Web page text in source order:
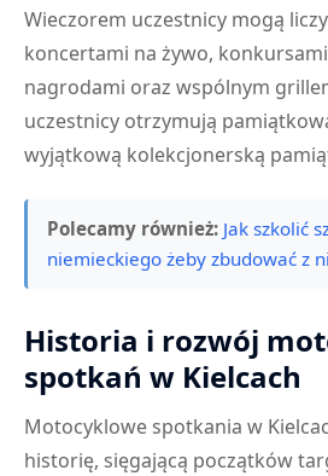
Wieczorem uczestnicy mogą
koncertami na żywo,
nagrodami oraz wspólnym
uczestnicy otrzymują
wyjątkową kolekcjonerską
Polecamy również: Jak szkolić
niemieckiego żeby zbudować z
Historia i rozwój
spotkań w Kielcach
Motocyklowe spotkania w
historię, sięgającą początków